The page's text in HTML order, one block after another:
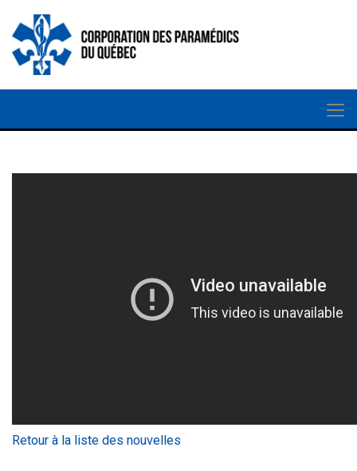
Retour à la liste des nouvelles